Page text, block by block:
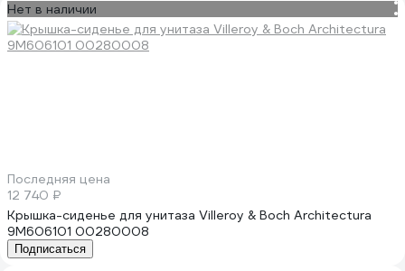
Нет в наличии
Последняя цена
12 740 ₽
Крышка-сиденье для унитаза Villeroy & Boch Architectura
9M606101 00280008
Подписаться